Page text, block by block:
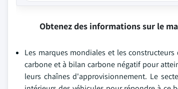
Obtenez des informations sur le
Les marques mondiales et les
carbone et à bilan carbone négatif pour
leurs chaînes d'approvisionnement. Le